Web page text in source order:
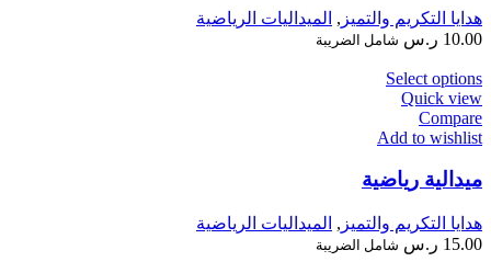
هدايا التكريم والتميز , الميداليات الرياضية
10.00 ر.س شامل الضريبة
Select options
Quick view
Compare
Add to wishlist
ميدالية رياضية
هدايا التكريم والتميز , الميداليات الرياضية
15.00 ر.س شامل الضريبة